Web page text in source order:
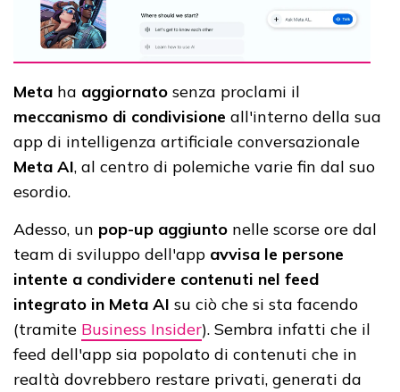
Meta ha aggiornato senza proclami il
meccanismo di condivisione all'interno della sua
app di intelligenza artificiale conversazionale
Meta AI, al centro di polemiche varie fin dal suo
esordio.
Adesso, un pop-up aggiunto nelle scorse ore dal
team di sviluppo dell'app avvisa le persone
intente a condividere contenuti nel feed
integrato in Meta AI su ciò che si sta facendo
(tramite Business Insider). Sembra infatti che il
feed dell'app sia popolato di contenuti che in
realtà dovrebbero restare privati, generati da